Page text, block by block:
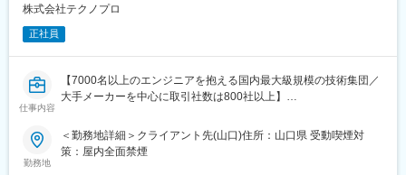
・コミュニケーションツール：Microsoft Teams, Slack
・その他使用サービス：Azure Devops
が常にトレンド技術を追求しており、挑戦したいことがあれば、
臆せず提案できる社風です。
■キャリアアップ：
・ゆくゆくはエンジニアへのキャリアパスも想定しています。ま
た、Webサービス、スマホアプリ、大規模CRM、Web配信サービ
ス、クラウド（AWS）などの多数主力製品、新規開発中の商品
等、選択肢は多岐に渡るため、さらに上流の経験が積めるキャリ
■研修・教育環境：
スクールも運営し、それぞれの課題や希望に合わせた学習環境を
株式会社テクノプロ
正社員
仕事内容
【7000名以上のエンジニアを抱える国内最大級規模の技術集団／
大手メーカーを中心に取引社数は800社以上】
■業務内容
税務システム改修作業
勤務地
＜勤務地詳細＞クライアント先(山口)住所：山口県 受動喫煙対
策：屋内全面禁煙